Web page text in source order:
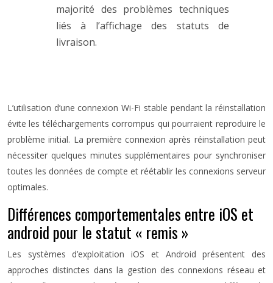
majorité des problèmes techniques
liés à l’affichage des statuts de
livraison.
L’utilisation d’une connexion Wi-Fi stable pendant la réinstallation
évite les téléchargements corrompus qui pourraient reproduire le
problème initial. La première connexion après réinstallation peut
nécessiter quelques minutes supplémentaires pour synchroniser
toutes les données de compte et réétablir les connexions serveur
optimales.
Différences comportementales entre iOS et
android pour le statut « remis »
Les systèmes d’exploitation iOS et Android présentent des
approches distinctes dans la gestion des connexions réseau et